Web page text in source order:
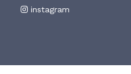
instagram